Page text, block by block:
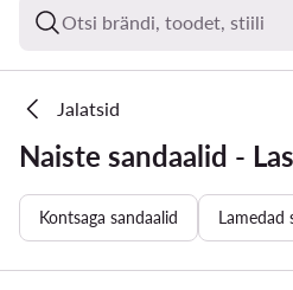
Otsi brändi, toodet, stiili
Jalatsid
Naiste sandaalid -
Kontsaga sandaalid Lamedad